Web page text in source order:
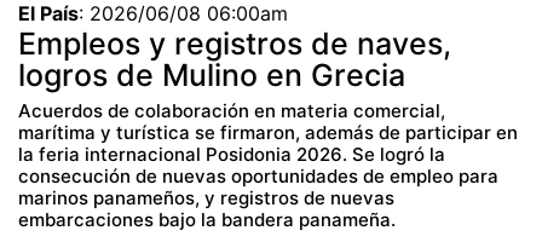
El País: 2026/06/08 06:00am
Empleos y registros de naves,
logros de Mulino en Grecia
Acuerdos de colaboración en materia comercial,
marítima y turística se firmaron, además de participar en
la feria internacional Posidonia 2026. Se logró la
consecución de nuevas oportunidades de empleo para
marinos panameños, y registros de nuevas
embarcaciones bajo la bandera panameña.